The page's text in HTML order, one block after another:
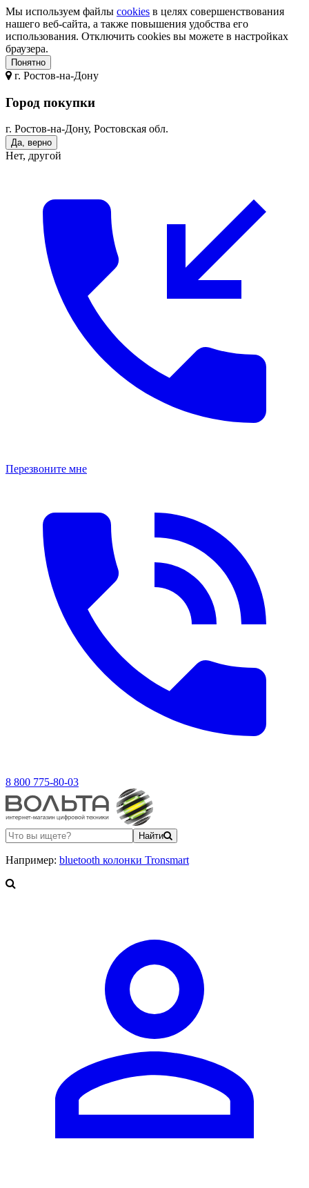
Мы используем файлы cookies в целях совершенствования
нашего веб-сайта, а также повышения удобства его
использования. Отключить cookies вы можете в настройках
браузера.
Понятно
г. Ростов-на-Дону
Город покупки
г. Ростов-на-Дону, Ростовская обл.
Да, верно
Нет, другой
Перезвоните мне
8 800 775-80-03
Найти
Например: bluetooth колонки Tronsmart